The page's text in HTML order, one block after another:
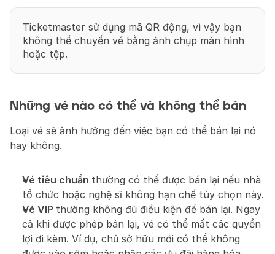
Ticketmaster sử dụng mã QR động, vì vậy bạn
không thể chuyển vé bằng ảnh chụp màn hình
hoặc tệp.
Những vé nào có thể và không thể bán
Loại vé sẽ ảnh hưởng đến việc bạn có thể bán lại nó
hay không.
Vé tiêu chuẩn thường có thể được bán lại nếu nhà
tổ chức hoặc nghệ sĩ không hạn chế tùy chọn này.
Vé VIP thường không đủ điều kiện để bán lại. Ngay
cả khi được phép bán lại, vé có thể mất các quyền
lợi đi kèm. Ví dụ, chủ sở hữu mới có thể không